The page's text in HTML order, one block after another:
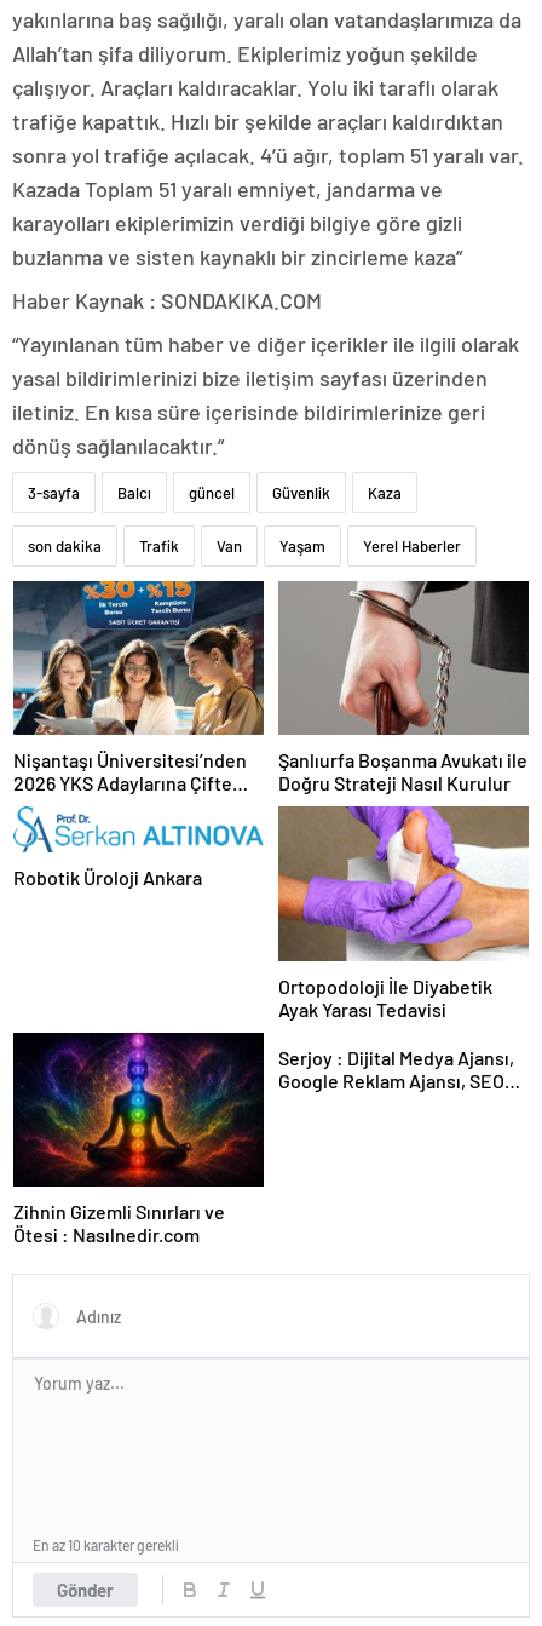
yakınlarına baş sağılığı, yaralı olan vatandaşlarımıza da
Allah’tan şifa diliyorum. Ekiplerimiz yoğun şekilde
çalışıyor. Araçları kaldıracaklar. Yolu iki taraflı olarak
trafiğe kapattık. Hızlı bir şekilde araçları kaldırdıktan
sonra yol trafiğe açılacak. 4’ü ağır, toplam 51 yaralı var.
Kazada Toplam 51 yaralı emniyet, jandarma ve
karayolları ekiplerimizin verdiği bilgiye göre gizli
buzlanma ve sisten kaynaklı bir zincirleme kaza”
Haber Kaynak : SONDAKIKA.COM
“Yayınlanan tüm haber ve diğer içerikler ile ilgili olarak
yasal bildirimlerinizi bize iletişim sayfası üzerinden
iletiniz. En kısa süre içerisinde bildirimlerinize geri
dönüş sağlanılacaktır.”
3-sayfa Balcı güncel Güvenlik Kaza
son dakika Trafik Van Yaşam Yerel Haberler
Nişantaşı Üniversitesi’nden
2026 YKS Adaylarına Çifte
Güvence: Sabit Ücret ve
Kesintisiz Burs
Şanlıurfa Boşanma Avukatı ile
Doğru Strateji Nasıl Kurulur
Robotik Üroloji Ankara
Ortopodoloji İle Diyabetik
Ayak Yarası Tedavisi
Zihnin Gizemli Sınırları ve
Ötesi : Nasılnedir.com
Serjoy : Dijital Medya Ajansı,
Google Reklam Ajansı, SEO
Gönder
En az 10 karakter gerekli